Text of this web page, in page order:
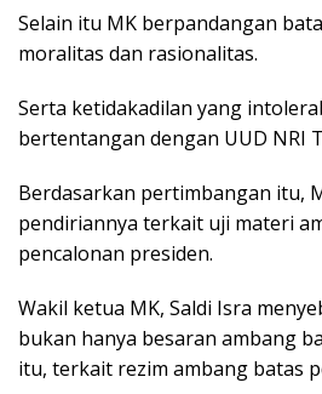
Selain itu MK berpandangan
moralitas dan rasionalitas.
Serta ketidakadilan yang
bertentangan dengan UUD NRI
Berdasarkan pertimbangan itu,
pendiriannya terkait uji materi
pencalonan presiden.
Wakil ketua MK, Saldi Isra
bukan hanya besaran ambang
itu, terkait rezim ambang batas